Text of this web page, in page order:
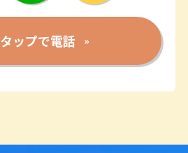
タップで電話